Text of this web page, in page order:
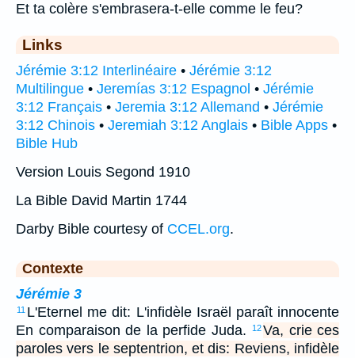
Et ta colère s'embrasera-t-elle comme le feu?
Links
Jérémie 3:12 Interlinéaire • Jérémie 3:12
Multilingue • Jeremías 3:12 Espagnol • Jérémie
3:12 Français • Jeremia 3:12 Allemand • Jérémie
3:12 Chinois • Jeremiah 3:12 Anglais • Bible Apps •
Bible Hub
Version Louis Segond 1910
La Bible David Martin 1744
Darby Bible courtesy of CCEL.org.
Contexte
Jérémie 3
11 L'Eternel me dit: L'infidèle Israël paraît innocente
En comparaison de la perfide Juda.
12Va, crie ces
paroles vers le septentrion, et dis: Reviens, infidèle